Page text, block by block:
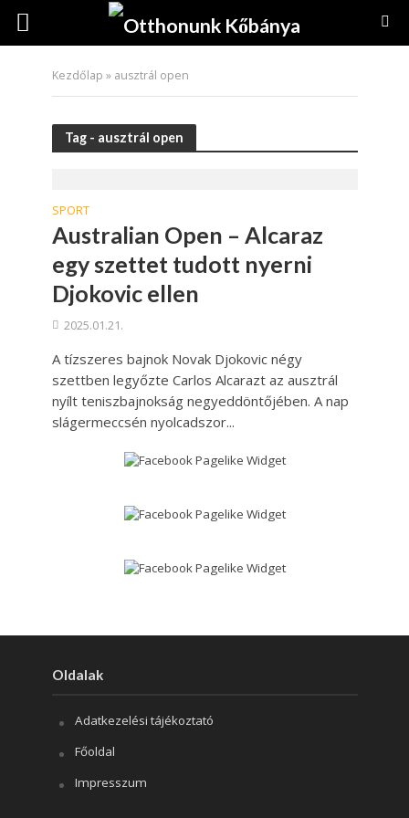
Kezdőlap » ausztrál open
Tag - ausztrál open
SPORT
Australian Open – Alcaraz
egy szettet tudott nyerni
Djokovic ellen
2025.01.21.
A tízszeres bajnok Novak Djokovic négy
szettben legyőzte Carlos Alcarazt az ausztrál
nyílt teniszbajnokság negyeddöntőjében. A nap
slágermeccsén nyolcadszor...
Oldalak
Adatkezelési tájékoztató
Főoldal
Impresszum